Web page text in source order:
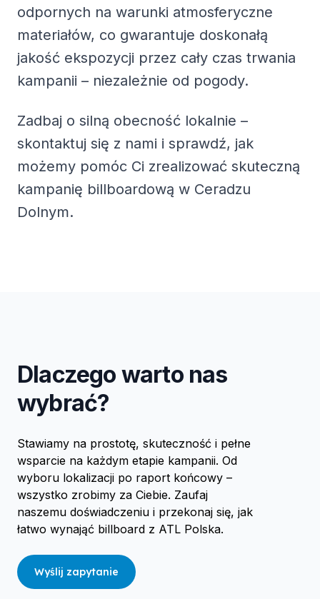
odpornych na warunki atmosferyczne
materiałów, co gwarantuje doskonałą
jakość ekspozycji przez cały czas trwania
kampanii – niezależnie od pogody.
Zadbaj o silną obecność lokalnie –
skontaktuj się z nami i sprawdź, jak
możemy pomóc Ci zrealizować skuteczną
kampanię billboardową w Ceradzu
Dolnym.
Dlaczego warto nas
wybrać?
Stawiamy na prostotę, skuteczność i pełne
wsparcie na każdym etapie kampanii. Od
wyboru lokalizacji po raport końcowy –
wszystko zrobimy za Ciebie. Zaufaj
naszemu doświadczeniu i przekonaj się, jak
łatwo wynająć billboard z ATL Polska.
Wyślij zapytanie